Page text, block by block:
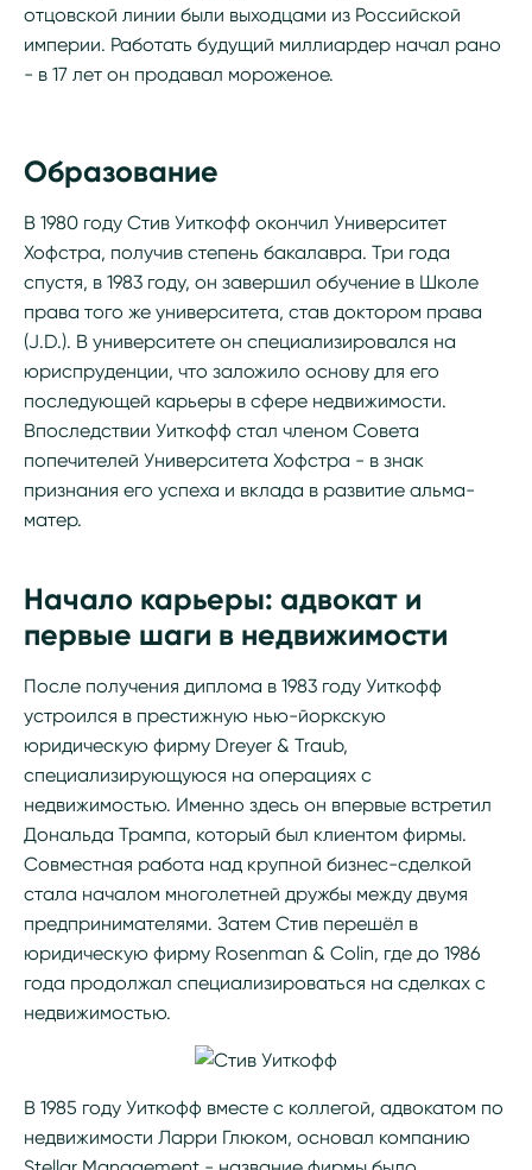
отцовской линии были выходцами из Российской
империи. Работать будущий миллиардер начал рано
- в 17 лет он продавал мороженое.
Образование
В 1980 году Стив Уиткофф окончил Университет
Хофстра, получив степень бакалавра. Три года
спустя, в 1983 году, он завершил обучение в Школе
права того же университета, став доктором права
(J.D.). В университете он специализировался на
юриспруденции, что заложило основу для его
последующей карьеры в сфере недвижимости.
Впоследствии Уиткофф стал членом Совета
попечителей Университета Хофстра - в знак
признания его успеха и вклада в развитие альма-
матер.
Начало карьеры: адвокат и
первые шаги в недвижимости
После получения диплома в 1983 году Уиткофф
устроился в престижную нью-йоркскую
юридическую фирму Dreyer & Traub,
специализирующуюся на операциях с
недвижимостью. Именно здесь он впервые встретил
Дональда Трампа, который был клиентом фирмы.
Совместная работа над крупной бизнес-сделкой
стала началом многолетней дружбы между двумя
предпринимателями. Затем Стив перешёл в
юридическую фирму Rosenman & Colin, где до 1986
года продолжал специализироваться на сделках с
недвижимостью.
В 1985 году Уиткофф вместе с коллегой, адвокатом по
недвижимости Ларри Глюком, основал компанию